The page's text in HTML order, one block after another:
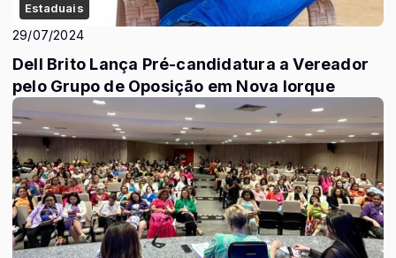
Estaduais
29/07/2024
Dell Brito Lança Pré-candidatura a Vereador
pelo Grupo de Oposição em Nova Iorque